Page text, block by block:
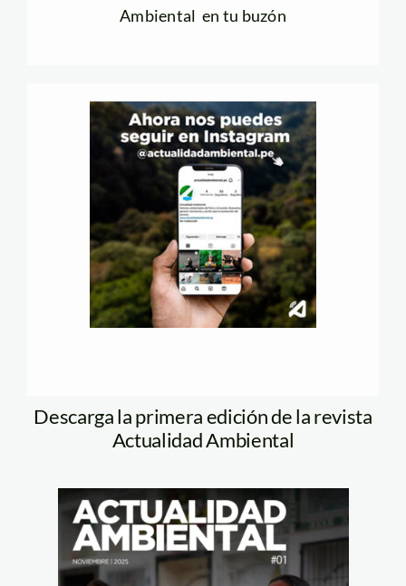
Ambiental en tu buzón
Descarga la primera edición de la revista
Actualidad Ambiental